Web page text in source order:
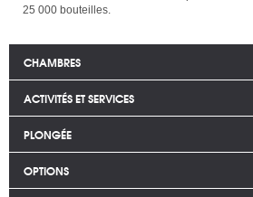
25 000 bouteilles.
CHAMBRES
ACTIVITÉS ET SERVICES
PLONGÉE
OPTIONS